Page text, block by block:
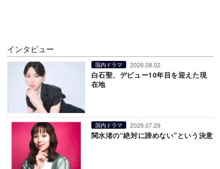
インタビュー
国内ドラマ 2026.08.02
白石聖、デビュー10年目を迎えた現
在地
国内ドラマ 2026.07.29
関水渚の“絶対に諦めない”という決意